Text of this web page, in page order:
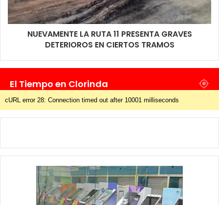
NUEVAMENTE LA RUTA 11 PRESENTA GRAVES
DETERIOROS EN CIERTOS TRAMOS
El Tiempo en Clorinda
cURL error 28: Connection timed out after 10001 milliseconds